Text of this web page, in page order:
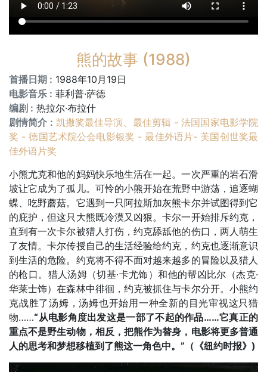
熊的故事 (1988)
首播日期 : 1988年10月19日
电影音乐 : 菲利普·萨德
编剧 : 热拉尔·布拉什
剧情简介 : 凯撒奖最佳导演、最佳剪辑 - 法国国家电影学院
奖 - 德国艺术院公会电影银奖 - 最佳外语片- 美国创世奖最
佳外语片奖
小熊尤克和他的妈妈快乐地生活在一起。一次严重的岩石滑
坡让它成为了孤儿。可怜的小熊开始在荒野中游荡，追逐蝴
蝶、吃野蘑菇。它遇到一只阿拉斯加灰熊卡尔并试图得到它
的庇护，但这只大熊既冷漠又凶狠。卡尔一开始排斥约克，
直到有一次卡尔被猎人打伤，约克舔舐他的伤口，两人萌生
了友情。卡尔传授自己的生活经验给约克，约克也逐渐意识
到生活的危险。约克将不得不面对越来越多的冒险以及猎人
的枪口。猎人汤姆（切基·卡尤饰）和他的帮凶比尔（杰克·
华莱士饰）在森林中徘徊，约克被抓住与卡尔分开。小熊约
克战胜了汤姆，汤姆也开始用一种全新的目光审视这只猎
物……“从电影角度出发这是一部了不起的作品……它真正的
重点不是野生动物，相反，把熊作为替身，电影将更多普通
人的思考和梦想移植到了熊这一角色中。”（《纽约时报》)